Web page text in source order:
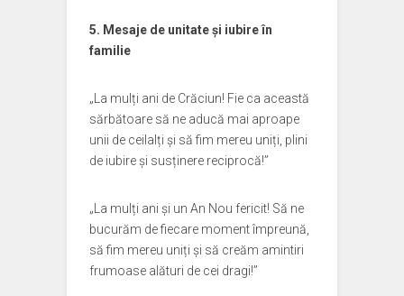
5. Mesaje de unitate și iubire în
familie
„La mulți ani de Crăciun! Fie ca această
sărbătoare să ne aducă mai aproape
unii de ceilalți și să fim mereu uniți, plini
de iubire și susținere reciprocă!”
„La mulți ani și un An Nou fericit! Să ne
bucurăm de fiecare moment împreună,
să fim mereu uniți și să creăm amintiri
frumoase alături de cei dragi!”